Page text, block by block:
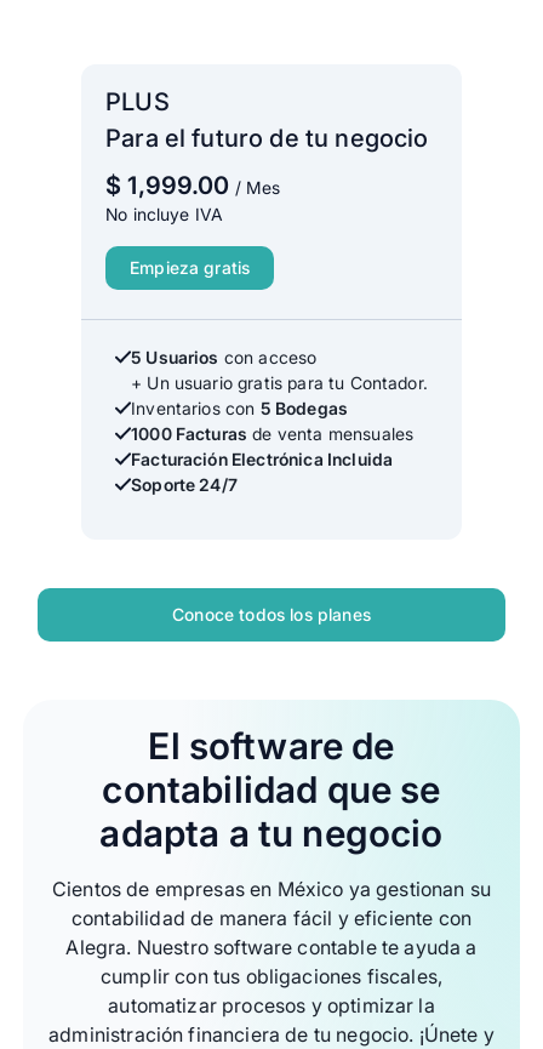
PLUS
Para el futuro de tu negocio
$ 1,999.00 / Mes
No incluye IVA
Empieza gratis
5 Usuarios con acceso
+ Un usuario gratis para tu Contador.
Inventarios con 5 Bodegas
1000 Facturas de venta mensuales
Facturación Electrónica Incluida
Soporte 24/7
Conoce todos los planes
El software de
contabilidad que se
adapta a tu negocio
Cientos de empresas en México ya gestionan su
contabilidad de manera fácil y eficiente con
Alegra. Nuestro software contable te ayuda a
cumplir con tus obligaciones fiscales,
automatizar procesos y optimizar la
administración financiera de tu negocio. ¡Únete y